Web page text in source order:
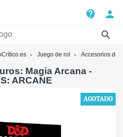
contact_support
person

Juego de rol Accesorios de
Magia Arcana -
ARCANE
AGOTADO